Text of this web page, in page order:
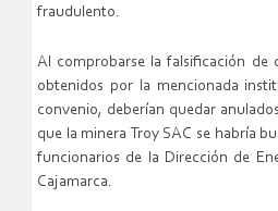
fraudulento.
Al comprobarse la falsificación de
obtenidos por la mencionada
convenio, deberían quedar
que la minera Troy SAC se habría
funcionarios de la Dirección de
Cajamarca.